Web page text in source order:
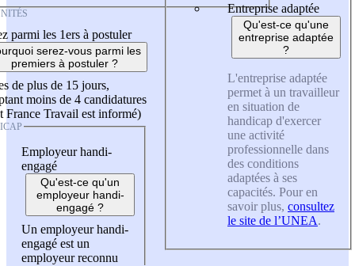
parmi les 1ers à postuler
serez-vous parmi les
premiers à postuler ?
de plus de 15 jours,
moins de 4 candidatures
France Travail est informé)
Employeur handi-
engagé
Qu'est-ce qu'un
employeur handi-
engagé ?
Un employeur handi-
engagé est un
employeur reconnu
Entreprise adaptée
Qu'est-ce qu'une
entreprise adaptée
?
L'entreprise adaptée
permet à un travailleur
en situation de
handicap d'exercer
une activité
professionnelle dans
des conditions
adaptées à ses
capacités. Pour en
savoir plus, consultez
le site de l’UNEA.